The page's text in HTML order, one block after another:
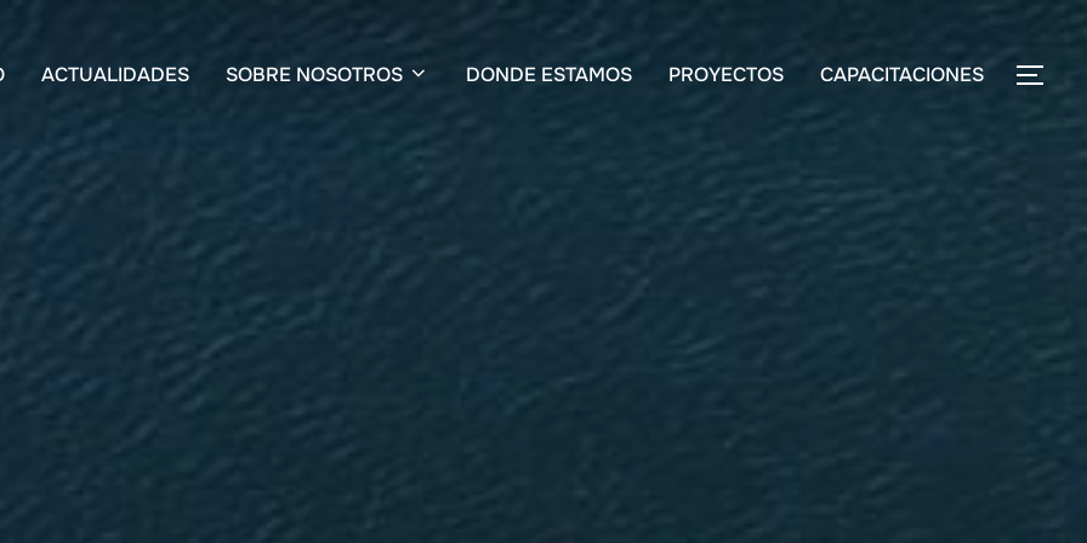
ACTUALIDADES SOBRE NOSOTROS DONDE ESTAMOS PROYECTOS CAPACITACIONES